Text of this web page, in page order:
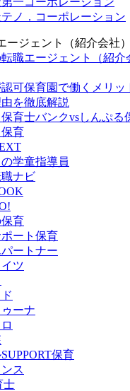
ノ．コーポレーション
ージェント（紹介会社
職エージェント（紹介
可保育園で働くメリッ
を徹底解説
保育士バンクvsしんぷる
保育
学童指導員
ナビ
育
ート保育
ートナー
ツ
ーナ
保育
ス
士